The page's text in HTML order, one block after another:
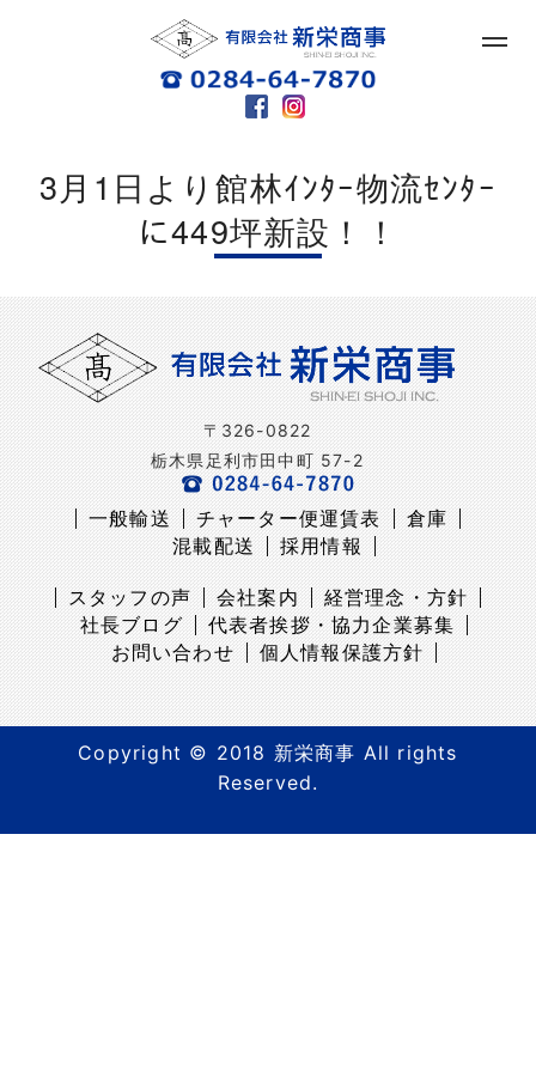
3月1日より館林ｲﾝﾀｰ物流ｾﾝﾀｰ
に449坪新設！！
〒326-0822
栃木県足利市田中町 57-2
一般輸送 チャーター便運賃表
倉庫
混載配送
採用情報
スタッフの声 会社案内
経営理念・方針
社長ブログ
代表者挨拶・協力企業募集
お問い合わせ
個人情報保護方針
Copyright © 2018 新栄商事 All rights
Reserved.